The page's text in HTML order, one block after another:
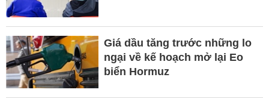
Giá dầu tăng trước những lo
ngại về kế hoạch mở lại Eo
biển Hormuz